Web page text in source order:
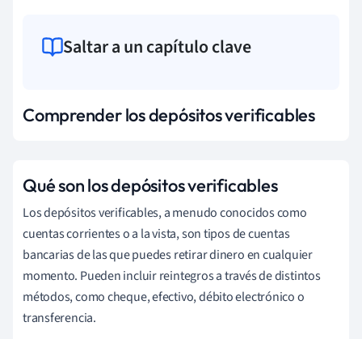
Saltar a un capítulo clave
Comprender los depósitos verificables
Qué son los depósitos verificables
Los depósitos verificables, a menudo conocidos como
cuentas corrientes o a la vista, son tipos de cuentas
bancarias de las que puedes retirar dinero en cualquier
momento. Pueden incluir reintegros a través de distintos
métodos, como cheque, efectivo, débito electrónico o
transferencia.